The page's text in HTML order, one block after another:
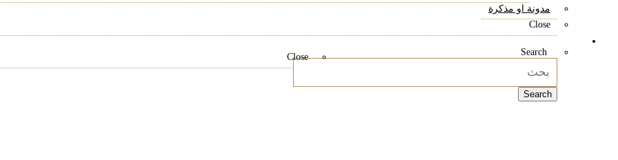
مدونة او مذكرة
Close
Search
Search
Close